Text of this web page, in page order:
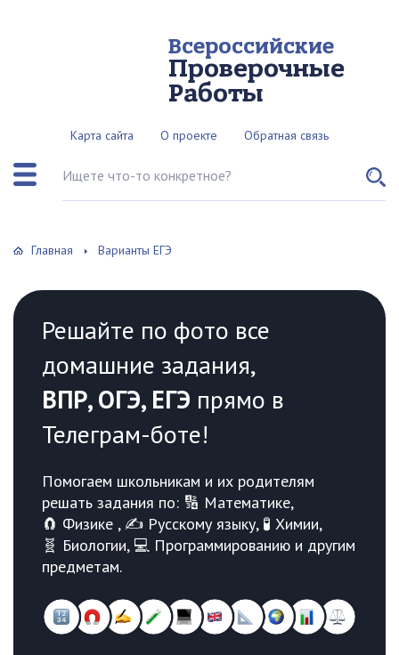
Всероссийские
Проверочные
Работы
Карта сайта О проекте Обратная связь
Поиск по сайту
Главная Варианты ЕГЭ
Решайте по фото все
домашние задания,
ВПР, ОГЭ, ЕГЭ прямо в
Телеграм-боте!
Помогаем школьникам и их родителям
решать задания по: 🔢 Математике,
🧲 Физике , ✍️ Русскому языку, 🧪 Химии,
🧬 Биологии, 💻 Программированию и другим
предметам.